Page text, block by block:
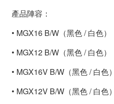
產品陣容：
• MGX16 B/W（黑色 / 白色）
• MGX12 B/W（黑色 / 白色）
• MGX16V B/W（黑色 / 白色）
• MGX12V B/W（黑色 / 白色）